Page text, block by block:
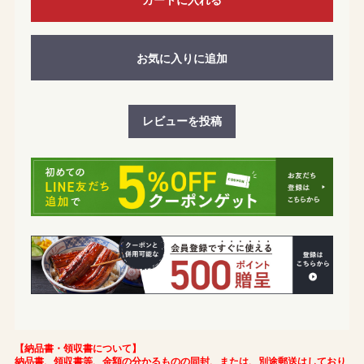
お気に入りに追加
レビューを投稿
【納品書・領収書について】